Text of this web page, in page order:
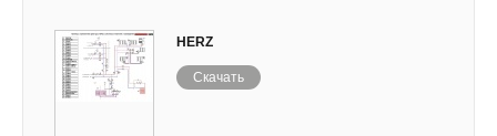
HERZ
Скачать